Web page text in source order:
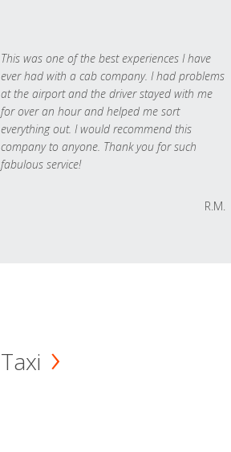
This was one of the best experiences I have
ever had with a cab company. I had problems
at the airport and the driver stayed with me
for over an hour and helped me sort
everything out. I would recommend this
company to anyone. Thank you for such
fabulous service!
R.M.
Taxi